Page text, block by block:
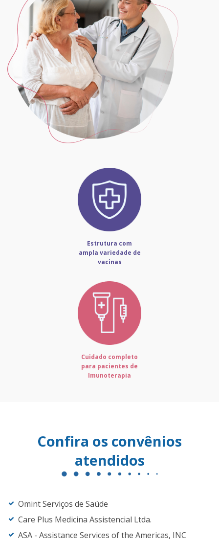
Estrutura com
ampla variedade de
vacinas
Cuidado completo
para pacientes de
Imunoterapia
Confira os convênios
atendidos
Omint Serviços de Saúde
Care Plus Medicina Assistencial Ltda.
ASA - Assistance Services of the Americas, INC